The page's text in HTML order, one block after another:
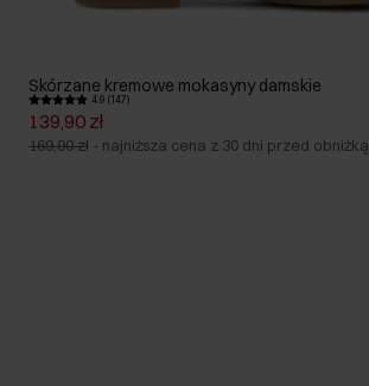
Skórzane kremowe mokasyny damskie
4.9 (147)
139,90 zł
169,90 zł - najniższa cena z 30 dni przed obniżką